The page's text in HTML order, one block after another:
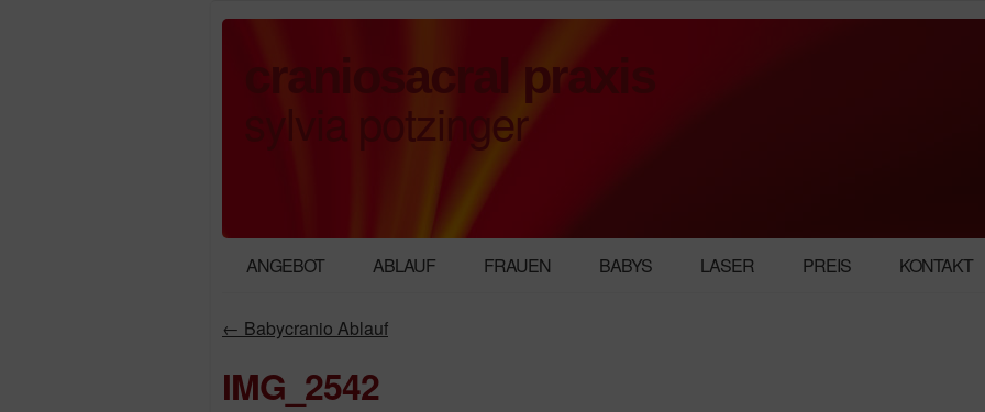
craniosacral praxis
sylvia potzinger
ANGEBOT ABLAUF FRAUEN BABYS LASER PREIS KONTAKT
← Babycranio Ablauf
IMG_2542